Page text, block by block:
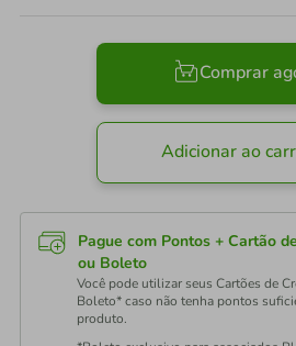
Comprar
Adicionar ao
Pague com Pontos + Cartão
ou Boleto
Você pode utilizar seus Cartões de
Boleto* caso não tenha pontos
produto.